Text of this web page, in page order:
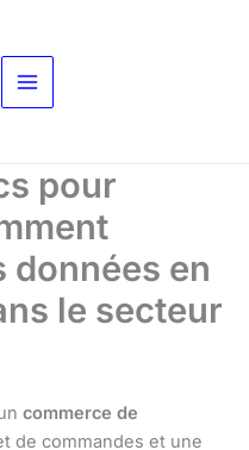
pour
en
le secteur
commerce de
de commandes et une